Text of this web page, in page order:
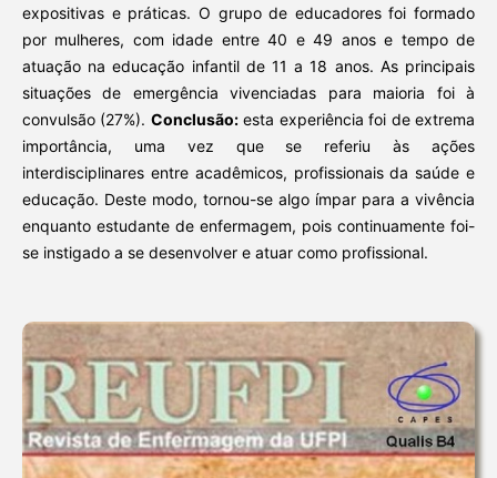
expositivas e práticas. O grupo de educadores foi formado
por mulheres, com idade entre 40 e 49 anos e tempo de
atuação na educação infantil de 11 a 18 anos. As principais
situações de emergência vivenciadas para maioria foi à
convulsão (27%). Conclusão:esta experiência foi de extrema
importância, uma vez que se referiu às ações
interdisciplinares entre acadêmicos, profissionais da saúde e
educação. Deste modo, tornou-se algo ímpar para a vivência
enquanto estudante de enfermagem, pois continuamente foi-
se instigado a se desenvolver e atuar como profissional.